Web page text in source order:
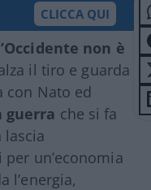
CLICCA QUI
non è
il tiro e guarda
con Nato ed
guerra che si fa
lascia
un’economia
l’energia,